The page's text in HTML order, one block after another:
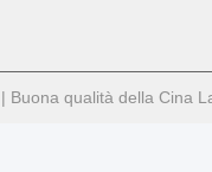
qualità della Cina